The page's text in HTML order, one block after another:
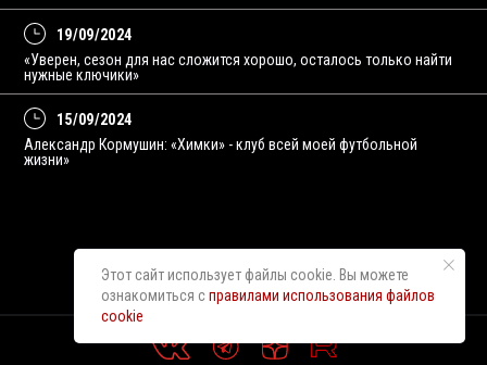
19/09/2024
«Уверен, сезон для нас сложится хорошо, осталось только найти
нужные ключики»
15/09/2024
Александр Кормушин: «Химки» - клуб всей моей футбольной
жизни»
1 2 3 4 5 6 ... 38
Этот сайт использует файлы cookie. Вы можете
ознакомиться справилами использования файлов
cookie